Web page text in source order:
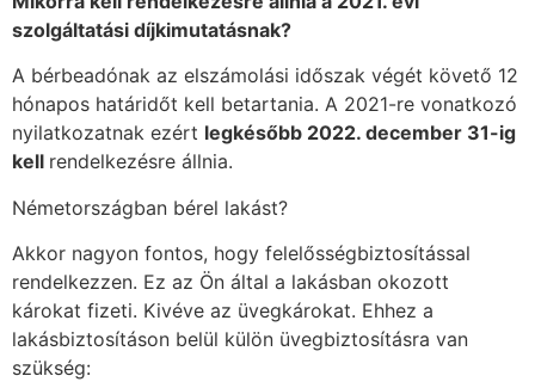
szolgáltatási díjkimutatásnak?
A bérbeadónak az elszámolási időszak végét követő 12
hónapos határidőt kell betartania. A 2021-re vonatkozó
nyilatkozatnak ezért legkésőbb 2022. december 31-ig
kell rendelkezésre állnia.
Németországban bérel lakást?
Akkor nagyon fontos, hogy felelősségbiztosítással
rendelkezzen. Ez az Ön által a lakásban okozott
károkat fizeti. Kivéve az üvegkárokat. Ehhez a
lakásbiztosításon belül külön üvegbiztosításra van
szükség: